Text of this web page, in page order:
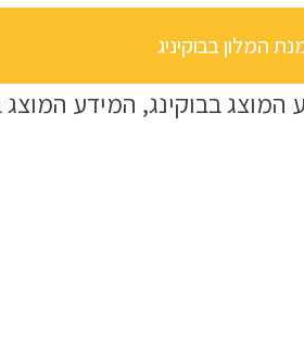
המלון בבוקיניג
בבוקינג, המידע המוצג